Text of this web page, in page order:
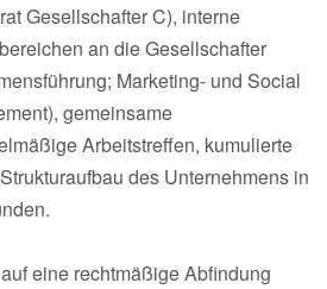
Gesellschafter C), interne
an die Gesellschafter
Marketing- und Social
gemeinsame
Arbeitstreffen, kumulierte
des Unternehmens in
eine rechtmäßige Abfindung